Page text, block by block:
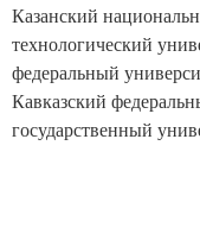
Казанский
технологический
федеральный
Кавказский
государственный